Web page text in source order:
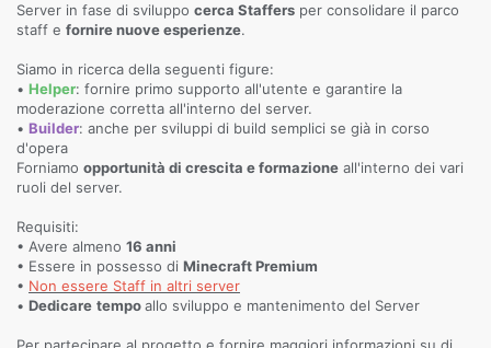
Server in fase di sviluppo cerca Staffers per consolidare il parco
staff e fornire nuove esperienze.
Siamo in ricerca della seguenti figure:
• Helper: fornire primo supporto all'utente e garantire la
moderazione corretta all'interno del server.
• Builder: anche per sviluppi di build semplici se già in corso
d'opera
Forniamo opportunità di crescita e formazione all'interno dei vari
ruoli del server.
Requisiti:
• Avere almeno 16 anni
• Essere in possesso di Minecraft Premium
• Non essere Staff in altri server
• Dedicare tempoallo sviluppo e mantenimento del Server